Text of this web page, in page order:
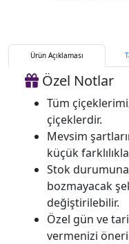
Ürün Açıklaması
Özel Notlar
Tüm
çiçeklerdir.
Mevsim
küçük
Stok
bozmayacak
değiştirilebilir.
Özel gün ve
vermenizi